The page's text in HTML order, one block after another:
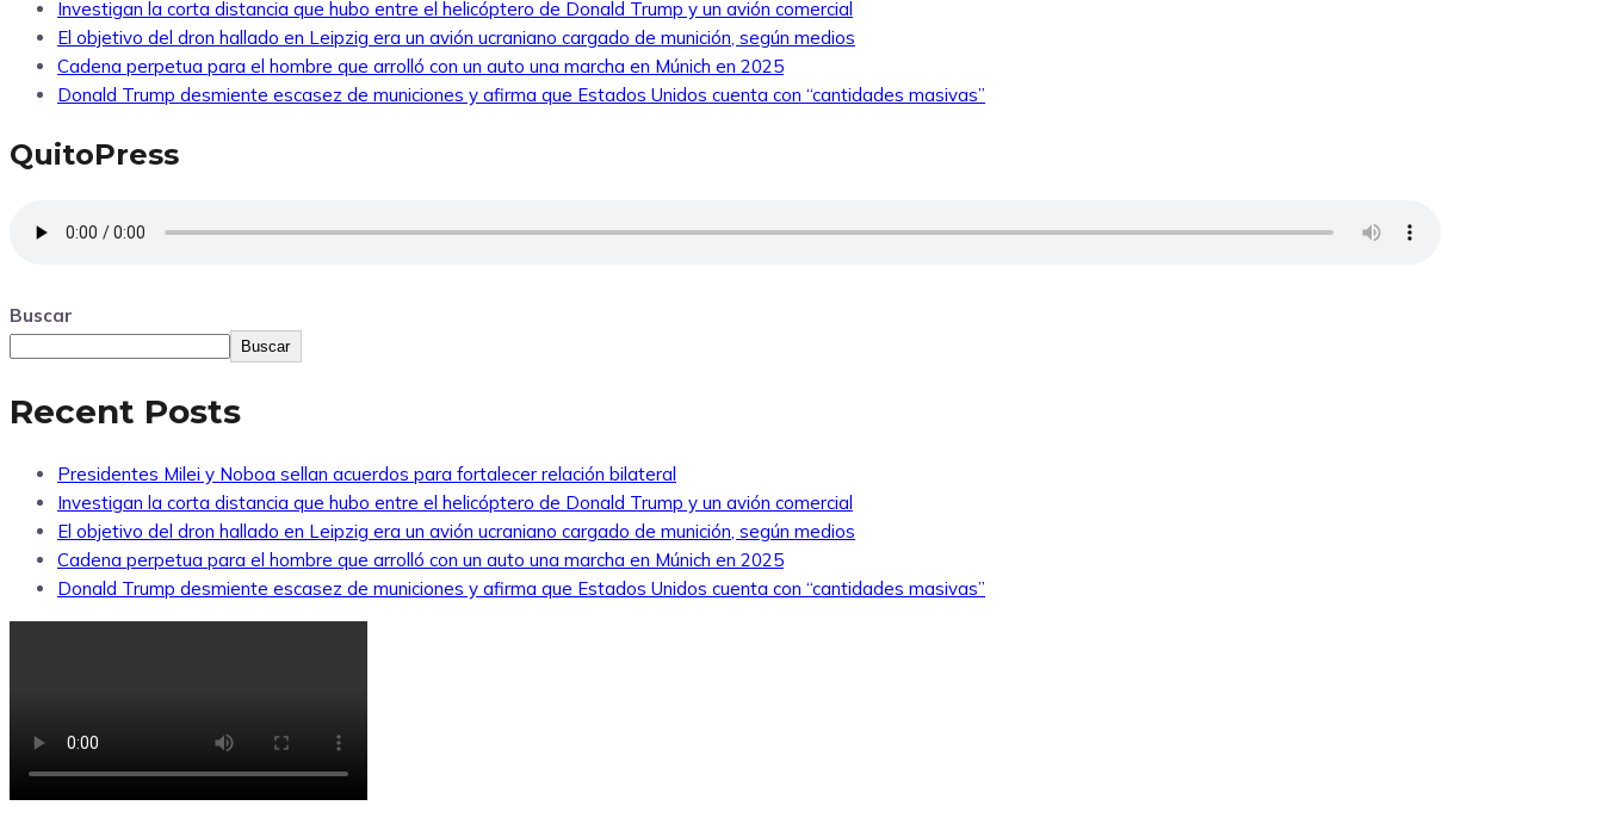
Investigan la corta distancia que hubo entre el helicóptero de Donald Trump y un avión comercial
El objetivo del dron hallado en Leipzig era un avión ucraniano cargado de munición, según medios
Cadena perpetua para el hombre que arrolló con un auto una marcha en Múnich en 2025
Donald Trump desmiente escasez de municiones y afirma que Estados Unidos cuenta con “cantidades masivas”
QuitoPress
Buscar
Buscar
Recent Posts
Presidentes Milei y Noboa sellan acuerdos para fortalecer relación bilateral
Investigan la corta distancia que hubo entre el helicóptero de Donald Trump y un avión comercial
El objetivo del dron hallado en Leipzig era un avión ucraniano cargado de munición, según medios
Cadena perpetua para el hombre que arrolló con un auto una marcha en Múnich en 2025
Donald Trump desmiente escasez de municiones y afirma que Estados Unidos cuenta con “cantidades masivas”